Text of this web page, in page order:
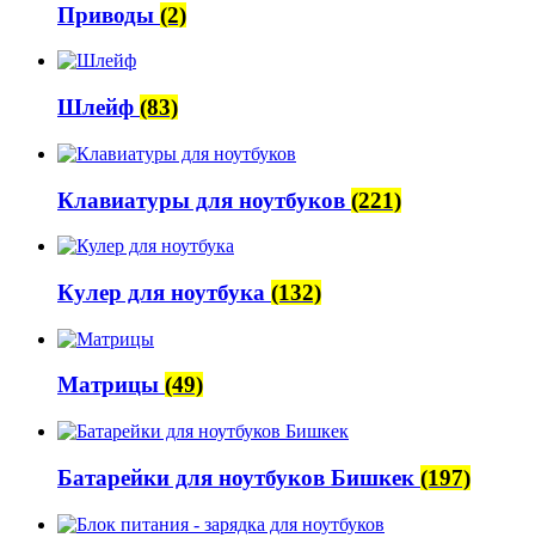
Приводы (2)
Шлейф (83)
Клавиатуры для ноутбуков (221)
Кулер для ноутбука (132)
Матрицы (49)
Батарейки для ноутбуков Бишкек (197)